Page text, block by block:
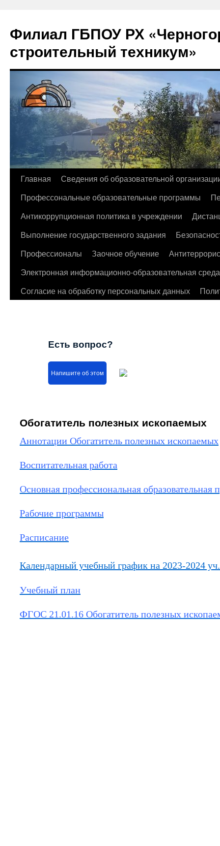
Филиал ГБПОУ РХ
строительный техникум»
Перейти
содержимому
Главная
Сведения об образовательной
Профессональные образовательные программы
Антикоррупционная политика в учреждении
Выполнение государственного задания
Профессионалы
Заочное обучение
Электронная информационно-образовательная среда
Согласие на обработку персональных данных
Есть вопрос?
Напишите об этом
Обогатитель полезных ископаемых
Аннотации Обогатитель полезных ископаемых
Воспитательная работа
Основная профессиональная
Рабочие программы
Расписание
Календарный учебный график на 2023-2024
Учебный план
ФГОС 21.01.16 Обогатитель полезных